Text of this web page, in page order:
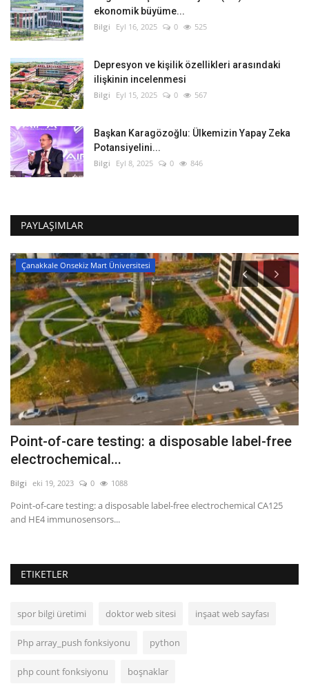
ekonomik büyüme...
Bilgi Eyl 16, 2025 0 525
Depresyon ve kişilik özellikleri arasındaki
ilişkinin incelenmesi
Bilgi Eyl 15, 2025 0 567
Başkan Karagözoğlu: Ülkemizin Yapay Zeka
Potansiyelini...
Bilgi Eyl 8, 2025 0 846
PAYLAŞIMLAR
Çanakkale Onsekiz Mart Üniversitesi
Point-of-care testing: a disposable label-free
electrochemical...
Bilgi eki 19, 2023 0 1088
Point-of-care testing: a disposable label-free electrochemical CA125
and HE4 immunosensors...
ETIKETLER
spor bilgi üretimi doktor web sitesi inşaat web sayfası
Php array_push fonksiyonu python
php count fonksiyonu boşnaklar